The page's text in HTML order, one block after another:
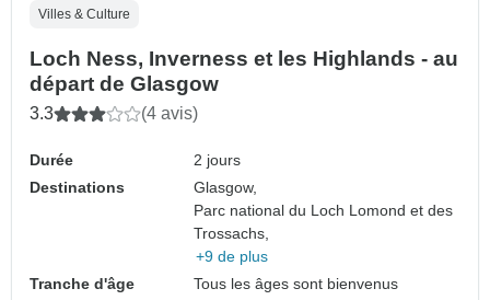
Villes & Culture
Loch Ness, Inverness et les Highlands - au
départ de Glasgow
3.3 (4 avis)
Durée
2 jours
Destinations
Glasgow,
Parc national du Loch Lomond et des
Trossachs,
+9 de plus
Tranche d'âge
Tous les âges sont bienvenus